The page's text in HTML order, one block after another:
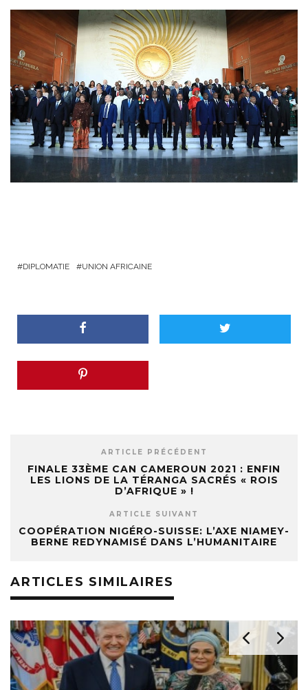
DIPLOMATIE UNION AFRICAINE
ARTICLE PRÉCÉDENT
FINALE 33ÈME CAN CAMEROUN 2021 : ENFIN
LES LIONS DE LA TÉRANGA SACRÉS « ROIS
D’AFRIQUE » !
ARTICLE SUIVANT
COOPÉRATION NIGÉRO-SUISSE: L’AXE NIAMEY-
BERNE REDYNAMISÉ DANS L’HUMANITAIRE
ARTICLES SIMILAIRES